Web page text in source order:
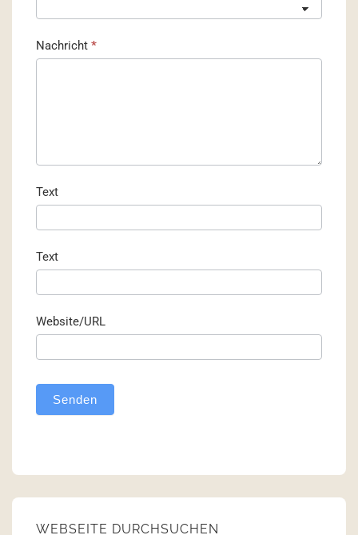
Nachricht *
Text
Text
Website/URL
Senden
WEBSEITE DURCHSUCHEN